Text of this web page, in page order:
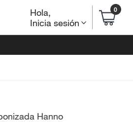
Hola,
Inicia sesión
0
Hanno